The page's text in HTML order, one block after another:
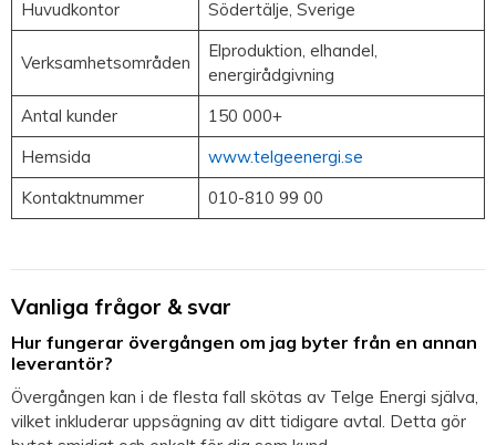
Huvudkontor
Södertälje, Sverige
Verksamhetsområden
Elproduktion, elhandel,
energirådgivning
Antal kunder
150 000+
Hemsida
www.telgeenergi.se
Kontaktnummer
010-810 99 00
Vanliga frågor & svar
Hur fungerar övergången om jag byter från en annan
leverantör?
Övergången kan i de flesta fall skötas av Telge Energi själva,
vilket inkluderar uppsägning av ditt tidigare avtal. Detta gör